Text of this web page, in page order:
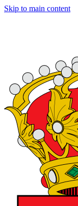
Skip to main content